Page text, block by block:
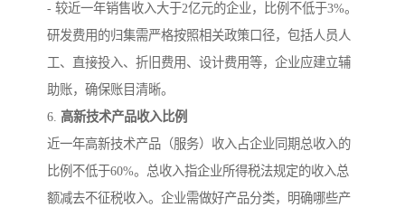
- 较近一年销售收入大于2亿元的企业，比例不低于3%。
研发费用的归集需严格按照相关政策口径，包括人员人
工、直接投入、折旧费用、设计费用等，企业应建立辅
助账，确保账目清晰。
6. 高新技术产品收入比例
近一年高新技术产品（服务）收入占企业同期总收入的
比例不低于60%。总收入指企业所得税法规定的收入总
额减去不征税收入。企业需做好产品分类，明确哪些产